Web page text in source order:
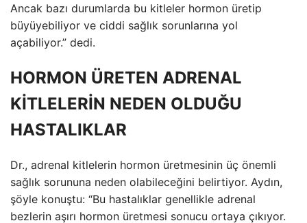
Ancak bazı durumlarda bu kitleler hormon üretip
büyüyebiliyor ve ciddi sağlık sorunlarına yol
açabiliyor.” dedi.
HORMON ÜRETEN ADRENAL
KİTLELERİN NEDEN OLDUĞU
HASTALIKLAR
Dr., adrenal kitlelerin hormon üretmesinin üç önemli
sağlık sorununa neden olabileceğini belirtiyor. Aydın,
şöyle konuştu: “Bu hastalıklar genellikle adrenal
bezlerin aşırı hormon üretmesi sonucu ortaya çıkıyor.